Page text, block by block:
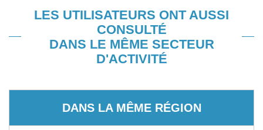
LES UTILISATEURS ONT AUSSI
CONSULTÉ
DANS LE MÊME SECTEUR
D'ACTIVITÉ
DANS LA MÊME RÉGION